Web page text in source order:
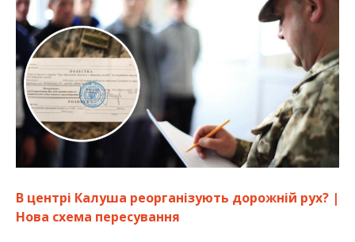
В центрі Калуша реорганізують дорожній рух? |
Нова схема пересування